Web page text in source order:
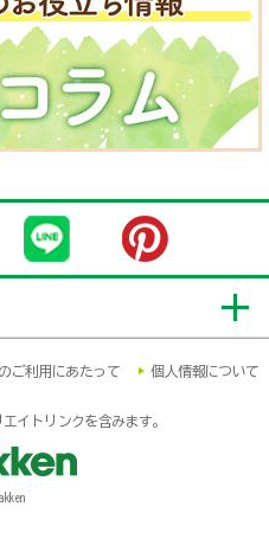
ご利用にあたって 個人情報について
イトリンクを含みます。